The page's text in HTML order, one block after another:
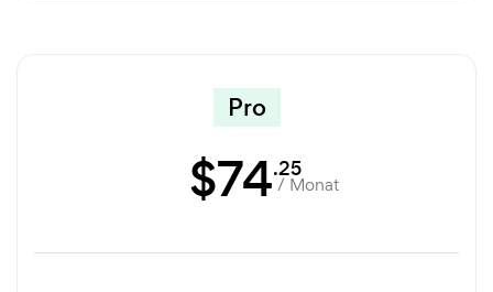
Pro
$74.25
/ Monat